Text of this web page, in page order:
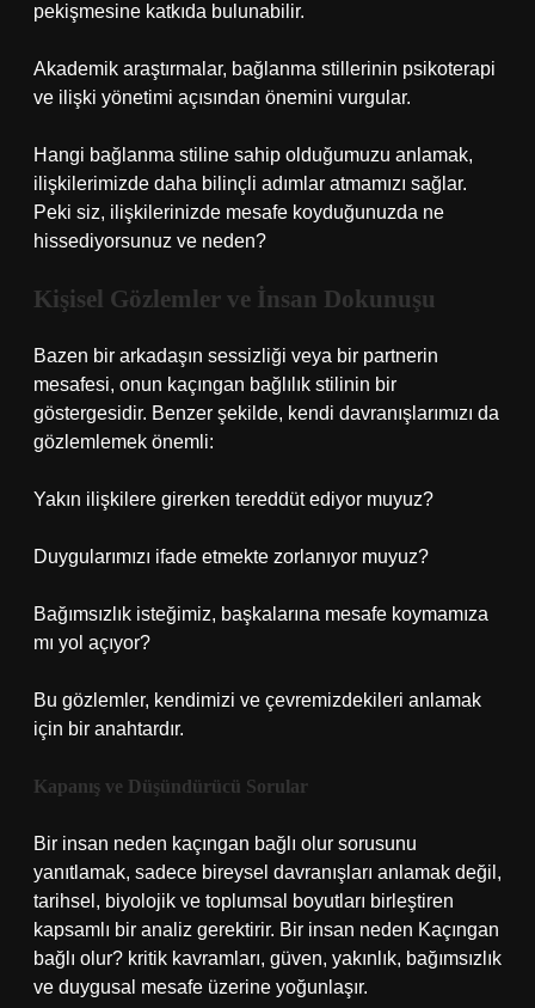
pekişmesine katkıda bulunabilir.
Akademik araştırmalar, bağlanma stillerinin psikoterapi
ve ilişki yönetimi açısından önemini vurgular.
Hangi bağlanma stiline sahip olduğumuzu anlamak,
ilişkilerimizde daha bilinçli adımlar atmamızı sağlar.
Peki siz, ilişkilerinizde mesafe koyduğunuzda ne
hissediyorsunuz ve neden?
Kişisel Gözlemler ve İnsan Dokunuşu
Bazen bir arkadaşın sessizliği veya bir partnerin
mesafesi, onun kaçıngan bağlılık stilinin bir
göstergesidir. Benzer şekilde, kendi davranışlarımızı da
gözlemlemek önemli:
Yakın ilişkilere girerken tereddüt ediyor muyuz?
Duygularımızı ifade etmekte zorlanıyor muyuz?
Bağımsızlık isteğimiz, başkalarına mesafe koymamıza
mı yol açıyor?
Bu gözlemler, kendimizi ve çevremizdekileri anlamak
için bir anahtardır.
Kapanış ve Düşündürücü Sorular
Bir insan neden kaçıngan bağlı olur sorusunu
yanıtlamak, sadece bireysel davranışları anlamak değil,
tarihsel, biyolojik ve toplumsal boyutları birleştiren
kapsamlı bir analiz gerektirir. Bir insan neden Kaçıngan
bağlı olur? kritik kavramları, güven, yakınlık, bağımsızlık
ve duygusal mesafe üzerine yoğunlaşır.